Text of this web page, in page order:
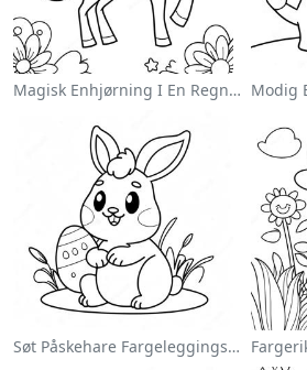
Magisk Enhjørning I En Regnbue Fargeleggingsside
Søt Påskehare Fargeleggingsside